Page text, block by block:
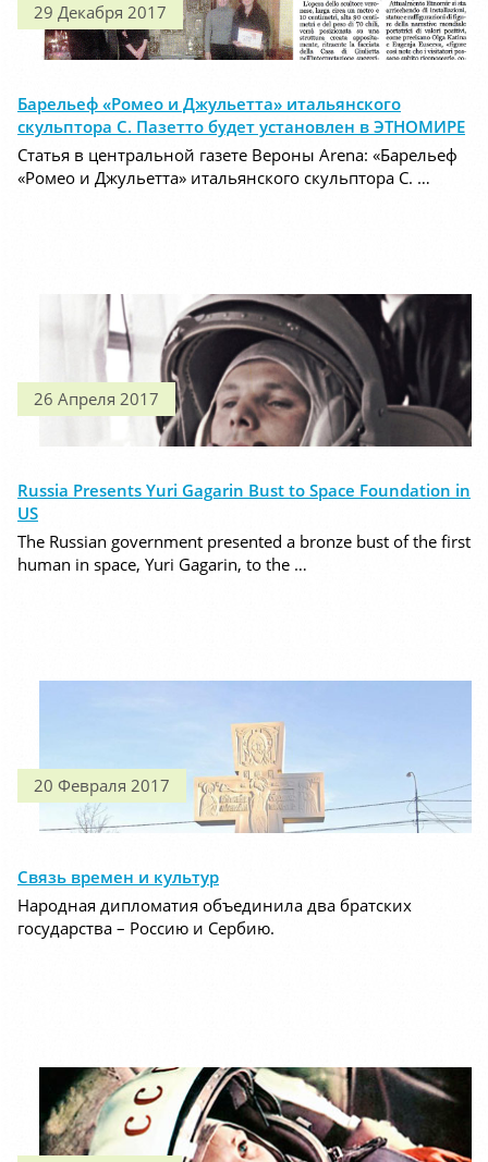
29 Декабря 2017
Барельеф «Ромео и Джульетта» итальянского
скульптора С. Пазетто будет установлен в ЭТНОМИРЕ
Статья в центральной газете Вероны Arena: «Барельеф
«Ромео и Джульетта» итальянского скульптора С. …
26 Апреля 2017
Russia Presents Yuri Gagarin Bust to Space Foundation in
US
The Russian government presented a bronze bust of the first
human in space, Yuri Gagarin, to the …
20 Февраля 2017
Связь времен и культур
Народная дипломатия объединила два братских
государства – Россию и Сербию.